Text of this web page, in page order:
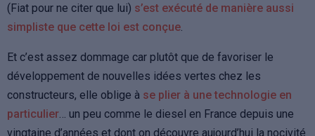
(Fiat pour ne citer que lui) s’est exécuté de manière aussi
simpliste que cette loi est conçue
Et c’est assez dommage car plutôt que de favoriser le
développement de nouvelles idées vertes chez les
constructeurs, elle oblige à se plier à une technologie en
particulier … un peu comme le diesel en France depuis une
vingtaine d’années et dont on découvre aujourd’hui la nocivité